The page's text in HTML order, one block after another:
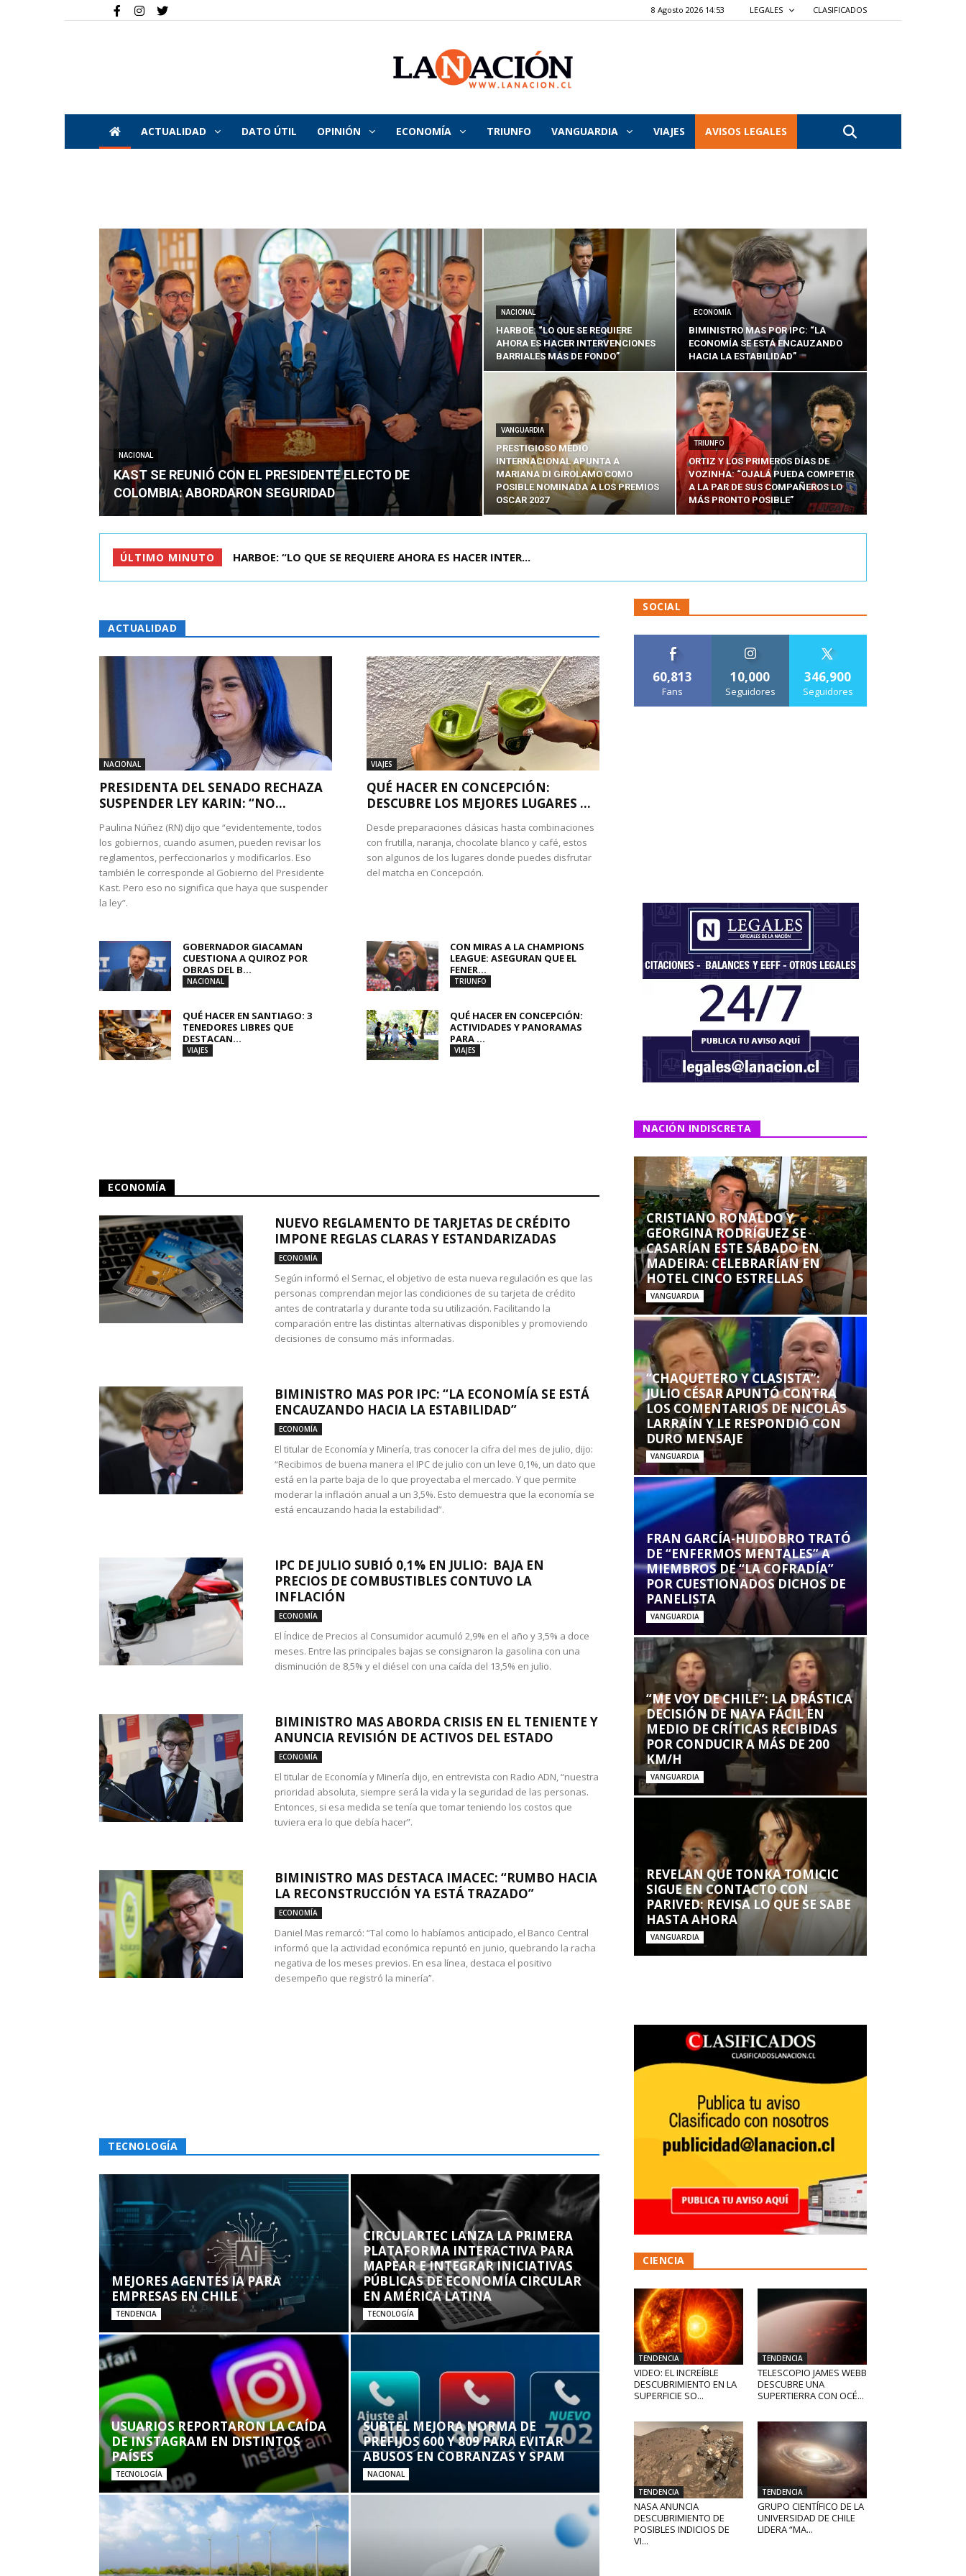
8 Agosto 2026 14:53 LEGALES CLASIFICADOS
La
Nación
ACTUALIDAD DATO ÚTIL OPINIÓN ECONOMÍA TRIUNFO VANGUARDIA VIAJES AVISOS LEGALES
NACIONAL
KAST SE REUNIÓ CON EL PRESIDENTE ELECTO DE
COLOMBIA: ABORDARON SEGURIDAD
NACIONAL
HARBOE: “LO QUE SE REQUIERE
AHORA ES HACER INTERVENCIONES
BARRIALES MÁS DE FONDO”
ECONOMÍA
BIMINISTRO MAS POR IPC: “LA
ECONOMÍA SE ESTÁ ENCAUZANDO
HACIA LA ESTABILIDAD”
VANGUARDIA
PRESTIGIOSO MEDIO
INTERNACIONAL APUNTA A
MARIANA DI GIROLAMO COMO
POSIBLE NOMINADA A LOS PREMIOS
OSCAR 2027
TRIUNFO
ORTIZ Y LOS PRIMEROS DÍAS DE
VOZINHA: “OJALÁ PUEDA COMPETIR
A LA PAR DE SUS COMPAÑEROS LO
MÁS PRONTO POSIBLE”
ÚLTIMO MINUTO HARBOE: “LO QUE SE REQUIERE AHORA ES HACER INTER...
BIMINISTRO MAS POR IPC: “LA ECONOMÍA SE ESTÁ ENC...
ACTUALIDAD
NACIONAL
PRESIDENTA DEL SENADO RECHAZA
SUSPENDER LEY KARIN: “NO...
Paulina Núñez (RN) dijo que “evidentemente, todos
los gobiernos, cuando asumen, pueden revisar los
reglamentos, perfeccionarlos y modificarlos. Eso
también le corresponde al Gobierno del Presidente
Kast. Pero eso no significa que haya que suspender
la ley”.
VIAJES
QUÉ HACER EN CONCEPCIÓN:
DESCUBRE LOS MEJORES LUGARES ...
Desde preparaciones clásicas hasta combinaciones
con frutilla, naranja, chocolate blanco y café, estos
son algunos de los lugares donde puedes disfrutar
del matcha en Concepción.
GOBERNADOR GIACAMAN
CUESTIONA A QUIROZ POR
OBRAS DEL B...
NACIONAL
CON MIRAS A LA CHAMPIONS
LEAGUE: ASEGURAN QUE EL
FENER...
TRIUNFO
QUÉ HACER EN SANTIAGO: 3
TENEDORES LIBRES QUE
DESTACAN...
VIAJES
QUÉ HACER EN CONCEPCIÓN:
ACTIVIDADES Y PANORAMAS
PARA ...
VIAJES
ECONOMÍA
NUEVO REGLAMENTO DE TARJETAS DE CRÉDITO
IMPONE REGLAS CLARAS Y ESTANDARIZADAS
ECONOMÍA
Según informó el Sernac, el objetivo de esta nueva regulación es que las
personas comprendan mejor las condiciones de su tarjeta de crédito
antes de contratarla y durante toda su utilización. Facilitando la
comparación entre las distintas alternativas disponibles y promoviendo
decisiones de consumo más informadas.
BIMINISTRO MAS POR IPC: “LA ECONOMÍA SE ESTÁ
ENCAUZANDO HACIA LA ESTABILIDAD”
ECONOMÍA
El titular de Economía y Minería, tras conocer la cifra del mes de julio, dijo:
“Recibimos de buena manera el IPC de julio con un leve 0,1%, un dato que
está en la parte baja de lo que proyectaba el mercado. Y que permite
moderar la inflación anual a un 3,5%. Esto demuestra que la economía se
está encauzando hacia la estabilidad”.
IPC DE JULIO SUBIÓ 0,1% EN JULIO: BAJA EN
PRECIOS DE COMBUSTIBLES CONTUVO LA
INFLACIÓN
ECONOMÍA
El Índice de Precios al Consumidor acumuló 2,9% en el año y 3,5% a doce
meses. Entre las principales bajas se consignaron la gasolina con una
disminución de 8,5% y el diésel con una caída del 13,5% en julio.
BIMINISTRO MAS ABORDA CRISIS EN EL TENIENTE Y
ANUNCIA REVISIÓN DE ACTIVOS DEL ESTADO
ECONOMÍA
El titular de Economía y Minería dijo, en entrevista con Radio ADN, “nuestra
prioridad absoluta, siempre será la vida y la seguridad de las personas.
Entonces, si esa medida se tenía que tomar teniendo los costos que
tuviera era lo que debía hacer”.
BIMINISTRO MAS DESTACA IMACEC: “RUMBO HACIA
LA RECONSTRUCCIÓN YA ESTÁ TRAZADO”
ECONOMÍA
Daniel Mas remarcó: “Tal como lo habíamos anticipado, el Banco Central
informó que la actividad económica repuntó en junio, quebrando la racha
negativa de los meses previos. En esa línea, destaca el positivo
desempeño que registró la minería”.
TECNOLOGÍA
MEJORES AGENTES IA PARA
EMPRESAS EN CHILE
TENDENCIA
CIRCULARTEC LANZA LA PRIMERA
PLATAFORMA INTERACTIVA PARA
MAPEAR E INTEGRAR INICIATIVAS
PÚBLICAS DE ECONOMÍA CIRCULAR
EN AMÉRICA LATINA
TECNOLOGÍA
USUARIOS REPORTARON LA CAÍDA
DE INSTAGRAM EN DISTINTOS
PAÍSES
TECNOLOGÍA
SUBTEL MEJORA NORMA DE
PREFIJOS 600 Y 809 PARA EVITAR
ABUSOS EN COBRANZAS Y SPAM
NACIONAL
SOCIAL
60,813
Fans
10,000
Seguidores
346,900
Seguidores
NACIÓN INDISCRETA
CRISTIANO RONALDO Y
GEORGINA RODRÍGUEZ SE
CASARÍAN ESTE SÁBADO EN
MADEIRA: CELEBRARÍAN EN
HOTEL CINCO ESTRELLAS
VANGUARDIA
“CHAQUETERO Y CLASISTA”:
JULIO CÉSAR APUNTÓ CONTRA
LOS COMENTARIOS DE NICOLÁS
LARRAÍN Y LE RESPONDIÓ CON
DURO MENSAJE
VANGUARDIA
FRAN GARCÍA-HUIDOBRO TRATÓ
DE “ENFERMOS MENTALES” A
MIEMBROS DE “LA COFRADÍA”
POR CUESTIONADOS DICHOS DE
PANELISTA
VANGUARDIA
“ME VOY DE CHILE”: LA DRÁSTICA
DECISIÓN DE NAYA FÁCIL EN
MEDIO DE CRÍTICAS RECIBIDAS
POR CONDUCIR A MÁS DE 200
KM/H
VANGUARDIA
REVELAN QUE TONKA TOMICIC
SIGUE EN CONTACTO CON
PARIVED: REVISA LO QUE SE SABE
HASTA AHORA
VANGUARDIA
CIENCIA
TENDENCIA
VIDEO: EL INCREÍBLE
DESCUBRIMIENTO EN LA
SUPERFICIE SO...
TENDENCIA
TELESCOPIO JAMES WEBB
DESCUBRE UNA
SUPERTIERRA CON OCÉ...
TENDENCIA
NASA ANUNCIA
DESCUBRIMIENTO DE
POSIBLES INDICIOS DE
VI...
TENDENCIA
GRUPO CIENTÍFICO DE LA
UNIVERSIDAD DE CHILE
LIDERA “MA...